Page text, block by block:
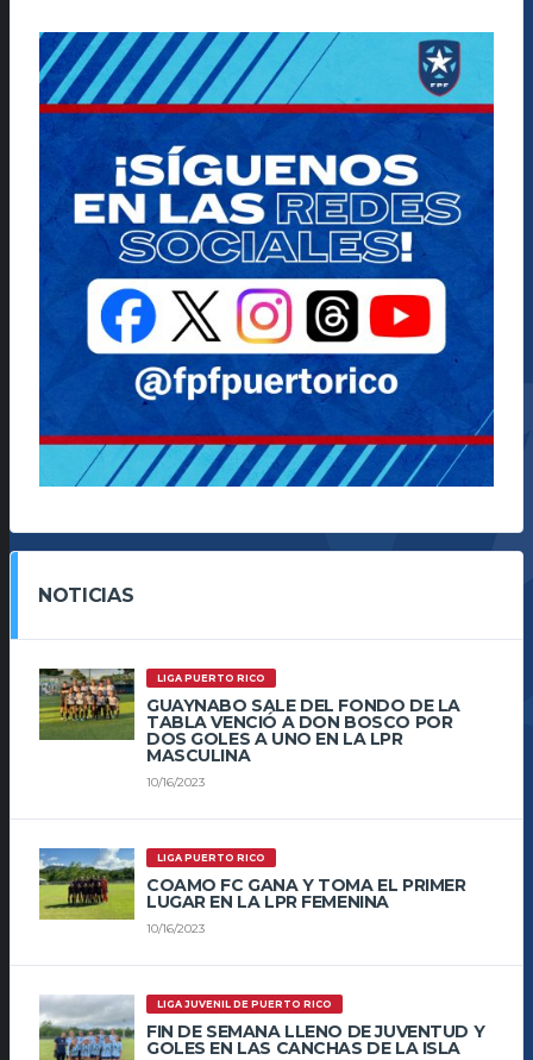
NOTICIAS
LIGA PUERTO RICO
GUAYNABO SALE DEL FONDO DE LA
TABLA VENCIÓ A DON BOSCO POR
DOS GOLES A UNO EN LA LPR
MASCULINA
10/16/2023
LIGA PUERTO RICO
COAMO FC GANA Y TOMA EL PRIMER
LUGAR EN LA LPR FEMENINA
10/16/2023
LIGA JUVENIL DE PUERTO RICO
FIN DE SEMANA LLENO DE JUVENTUD Y
GOLES EN LAS CANCHAS DE LA ISLA